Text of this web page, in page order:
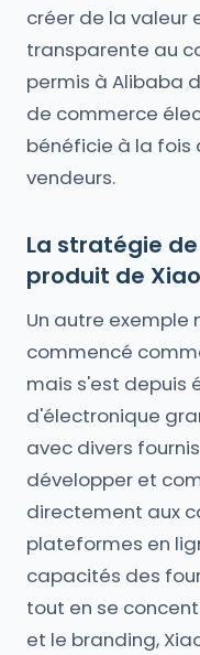
créer de la valeur
transparente au
permis à Alibaba
de commerce
bénéficie à la fois
vendeurs.
La stratégie
produit de
Un autre exemple
commencé
mais s'est depuis
d'électronique
avec divers
développer et
directement aux
plateformes en
capacités des
tout en se
et le branding,